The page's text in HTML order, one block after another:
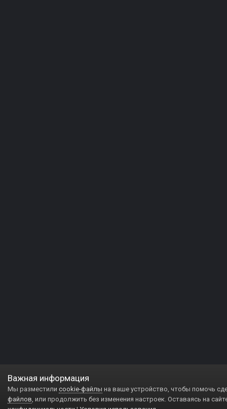
Важная информация
Мы разместили cookie-файлы на ваше устройство, чтобы помочь
файлов, или продолжить без изменения настроек. Оставаясь на